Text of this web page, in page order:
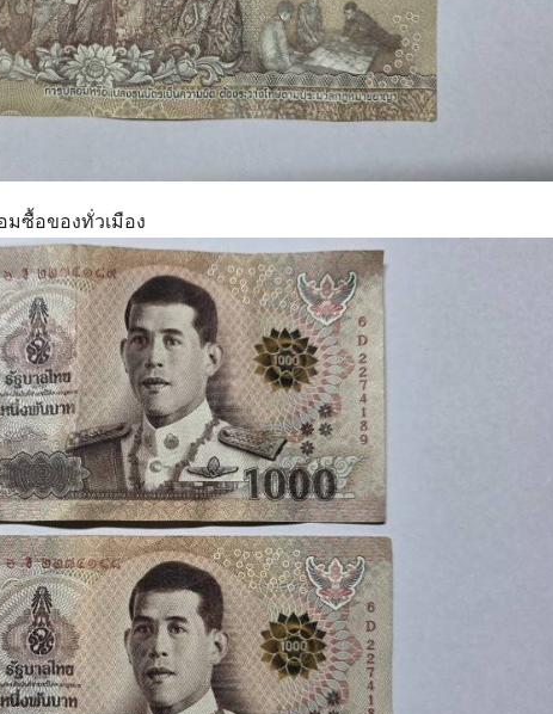
มซื้อของทั่วเมือง